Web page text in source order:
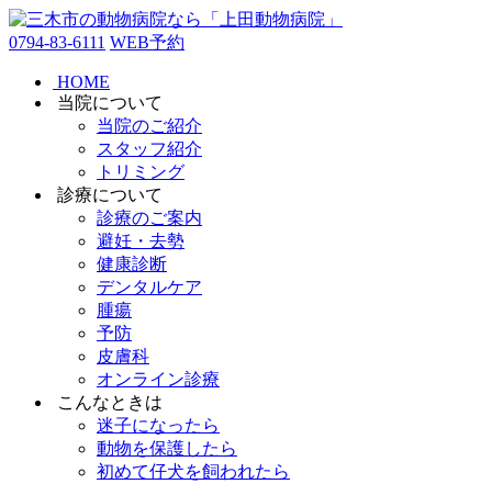
0794-83-6111 WEB予約
HOME
当院について
当院のご紹介
スタッフ紹介
トリミング
診療について
診療のご案内
避妊・去勢
健康診断
デンタルケア
腫瘍
予防
皮膚科
オンライン診療
こんなときは
迷子になったら
動物を保護したら
初めて仔犬を飼われたら